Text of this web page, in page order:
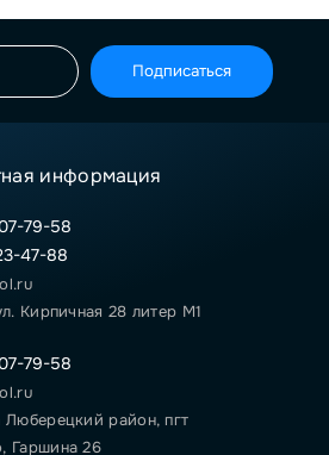
Подписаться
информация
79-58
47-88
Кирпичная 28 литер М1
79-58
Люберецкий район, пгт
Гаршина 26